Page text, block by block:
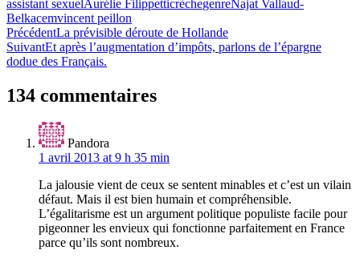
assistant sexuel Aurélie FilippetticrèchegenreNajat Vallaud-
Belkacemvincent peillon
Navigation
de
PrécédentLa prévisible déroute de Hollande
SuivantEt après l’augmentation d’impôts, parlons de l’épargne
dodue des Français.
134 commentaires
Pandora
1 avril 2013 at 9 h 35 min
La jalousie vient de ceux se sentent minables et c’est un vilain
défaut. Mais il est bien humain et compréhensible.
L’égalitarisme est un argument politique populiste facile pour
pigeonner les envieux qui fonctionne parfaitement en France
parce qu’ils sont nombreux.